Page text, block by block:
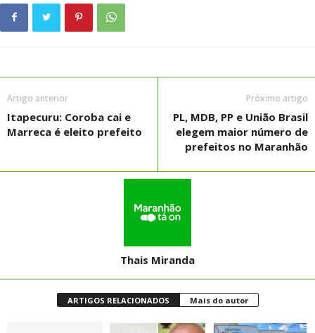
Artigo anterior
Itapecuru: Coroba cai e
Marreca é eleito prefeito
Próximo artigo
PL, MDB, PP e União Brasil
elegem maior número de
prefeitos no Maranhão
Thais Miranda
ARTIGOS RELACIONADOS Mais do autor